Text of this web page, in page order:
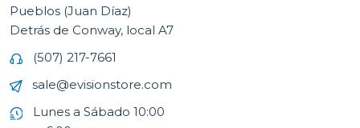
Pueblos (Juan Díaz)
Detrás de Conway, local A7
(507) 217-7661
sale@evisionstore.com
Lunes a Sábado 10:00